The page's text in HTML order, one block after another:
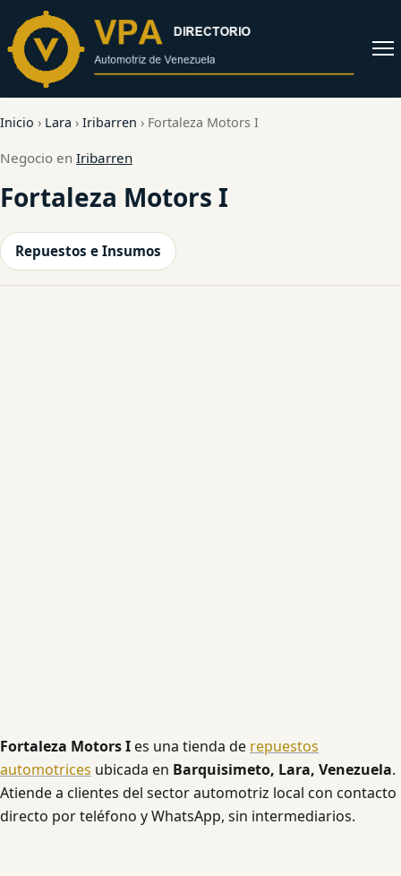
contenido
Abrir
Inicio › Lara › Iribarren › Fortaleza Motors I
Negocio en Iribarren
Fortaleza Motors I
Repuestos e Insumos
Fortaleza Motors Ies una tienda de repuestos
automotrices ubicada en Barquisimeto, Lara, Venezuela.
Atiende a clientes del sector automotriz local con contacto
directo por teléfono y WhatsApp, sin intermediarios.